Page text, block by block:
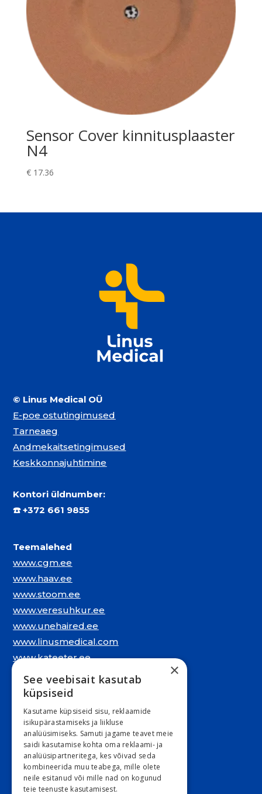
Sensor Cover kinnitusplaaster
N4
€17.36
© Linus Medical OÜ
E-poe ostutingimused
Tarneaeg
Andmekaitsetingimused
Keskkonnajuhtimine
Kontori üldnumber:
☎️+372 661 9855
Teemalehed
www.cgm.ee
www.haav.ee
www.stoom.ee
www.veresuhkur.ee
www.unehaired.ee
www.linusmedical.com
www.kateeter.ee
Juriidiline aadress:
Narva mnt. 5, 10117 Tallinn
REG: 11548994
KMKR: EE101263526
Kontori e-post
E 9:00 – 16:30 R 9:00 – 15:30
×
See veebisait kasutab
küpsiseid
Kasutame küpsiseid sisu, reklaamide
isikupärastamiseks ja liikluse
analüüsimiseks. Samuti jagame teavet meie
saidi kasutamise kohta oma reklaami- ja
analüüsipartneritega, kes võivad seda
kombineerida muu teabega, mille olete
neile esitanud või mille nad on kogunud
teie teenuste kasutamisest.